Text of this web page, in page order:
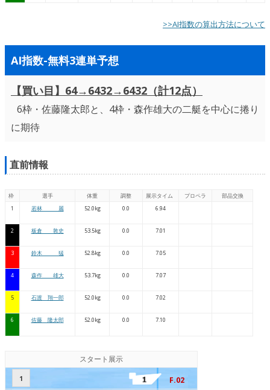
>>AI指数の算出方法について
AI指数-無料3連単予想
【買い目】64→6432→6432（計12点）
6枠・佐藤隆太郎と、4枠・森作雄大の二艇を中心に捲り
に期待
直前情報
枠 選手 体重 調整 展示タイム プロペラ
部品交換
1
若林 麗 52.0kg 0.0 6.94
2 板倉 敦史 53.5kg 0.0 7.01
3 鈴木 猛 52.8kg 0.0 7.05
4 森作 雄大 53.7kg 0.0 7.07
5 石渡 翔一郎 52.0kg 0.0 7.02
6 佐藤 隆太郎 52.0kg 0.0 7.10
スタート展示
1 F.02